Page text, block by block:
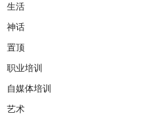
生活
神话
置顶
职业培训
自媒体培训
艺术